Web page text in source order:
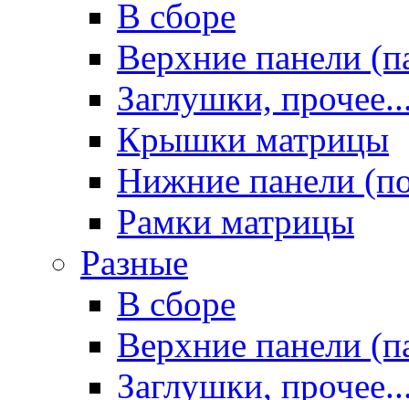
В сборе
Верхние панели
Заглушки,
Крышки матрицы
Нижние панели
Рамки матрицы
Разные
В сборе
Верхние панели
Заглушки,